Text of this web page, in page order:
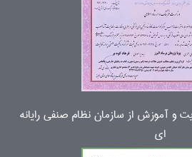
و آموزش از سازمان نظام صنفی رایانه
ای